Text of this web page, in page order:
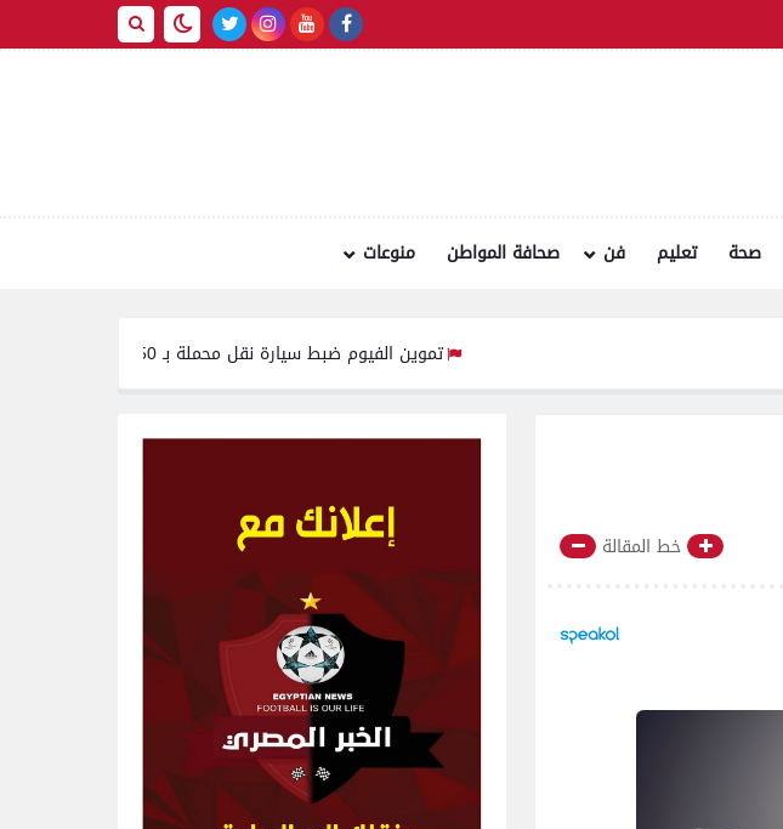
صحة تعليم فن صحافة المواطن منوعات
تموين الفيوم ضبط سيارة نقل محملة بـ 1750 كيلو جبنة مجهولة المصدر وغير صالحة للاستهلاك الآدمي
خط المقالة